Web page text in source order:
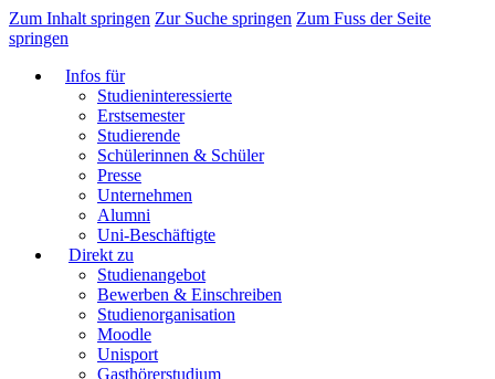
Zum Inhalt springen Zur Suche springen Zum Fuss der Seite
springen
Infos für
Studieninteressierte
Erstsemester
Studierende
Schülerinnen & Schüler
Presse
Unternehmen
Alumni
Uni-Beschäftigte
Direkt zu
Studienangebot
Bewerben & Einschreiben
Studienorganisation
Moodle
Unisport
Gasthörerstudium